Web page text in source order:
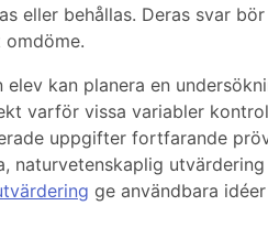
eller behållas. Deras svar
kan planera en
varför vissa variabler
uppgifter fortfarande
naturvetenskaplig utvärdering
ge användbara